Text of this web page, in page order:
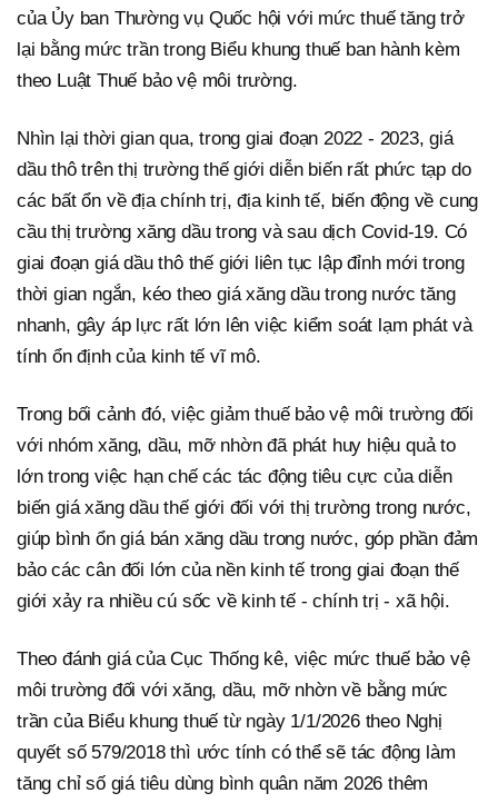
của Ủy ban Thường vụ Quốc hội với mức thuế tăng trở
lại bằng mức trần trong Biểu khung thuế ban hành kèm
theo Luật Thuế bảo vệ môi trường.
Nhìn lại thời gian qua, trong giai đoạn 2022 - 2023, giá
dầu thô trên thị trường thế giới diễn biến rất phức tạp do
các bất ổn về địa chính trị, địa kinh tế, biến động về cung
cầu thị trường xăng dầu trong và sau dịch Covid-19. Có
giai đoạn giá dầu thô thế giới liên tục lập đỉnh mới trong
thời gian ngắn, kéo theo giá xăng dầu trong nước tăng
nhanh, gây áp lực rất lớn lên việc kiểm soát lạm phát và
tính ổn định của kinh tế vĩ mô.
Trong bối cảnh đó, việc giảm thuế bảo vệ môi trường đối
với nhóm xăng, dầu, mỡ nhờn đã phát huy hiệu quả to
lớn trong việc hạn chế các tác động tiêu cực của diễn
biến giá xăng dầu thế giới đối với thị trường trong nước,
giúp bình ổn giá bán xăng dầu trong nước, góp phần đảm
bảo các cân đối lớn của nền kinh tế trong giai đoạn thế
giới xảy ra nhiều cú sốc về kinh tế - chính trị - xã hội.
Theo đánh giá của Cục Thống kê, việc mức thuế bảo vệ
môi trường đối với xăng, dầu, mỡ nhờn về bằng mức
trần của Biểu khung thuế từ ngày 1/1/2026 theo Nghị
quyết số 579/2018 thì ước tính có thể sẽ tác động làm
tăng chỉ số giá tiêu dùng bình quân năm 2026 thêm